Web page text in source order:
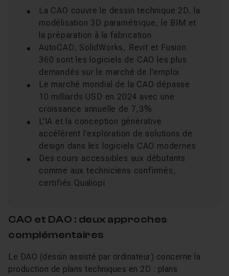
La CAO couvre le dessin technique 2D, la
modélisation 3D paramétrique, le BIM et
la préparation à la fabrication
AutoCAD, SolidWorks, Revit et Fusion
360 sont les logiciels de CAO les plus
demandés sur le marché de l'emploi
Le marché mondial de la CAO dépasse
10 milliards USD en 2024 avec une
croissance annuelle de 7,3%
L'IA et la conception générative
accélèrent l'exploration de solutions de
design dans les logiciels CAO modernes
Des cours accessibles aux débutants
comme aux techniciens confirmés,
certifiés Qualiopi
CAO et DAO : deux approches
complémentaires
Le DAO (dessin assisté par ordinateur) concerne la
production de plans techniques en 2D : plans